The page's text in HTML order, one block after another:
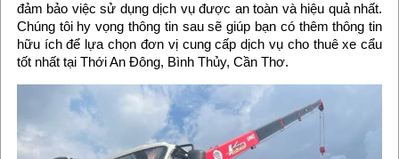
đảm bảo việc sử dụng dịch vụ được an toàn và hiệu quả nhất.
Chúng tôi hy vọng thông tin sau sẽ giúp bạn có thêm thông tin
hữu ích để lựa chọn đơn vị cung cấp dịch vụ cho thuê xe cẩu
tốt nhất tại Thới An Đông, Bình Thủy, Cần Thơ.